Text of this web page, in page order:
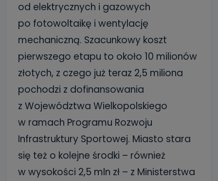
od elektrycznych i gazowych
po fotowoltaikę i wentylację
mechaniczną. Szacunkowy koszt
pierwszego etapu to około 10 milionów
złotych, z czego już teraz 2,5 miliona
pochodzi z dofinansowania
z Województwa Wielkopolskiego
w ramach Programu Rozwoju
Infrastruktury Sportowej. Miasto stara
się też o kolejne środki – również
w wysokości 2,5 mln zł – z Ministerstwa